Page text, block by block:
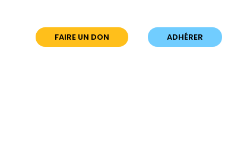
FAIRE UN DON ADHÉRER